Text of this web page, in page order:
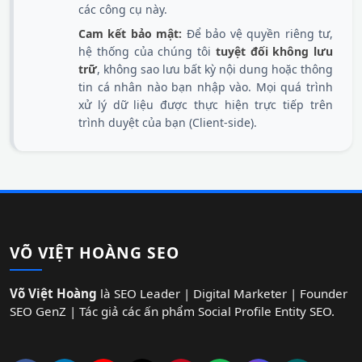
các công cụ này.
Cam kết bảo mật: Để bảo vệ quyền riêng tư,
hệ thống của chúng tôi tuyệt đối không lưu
trữ, không sao lưu bất kỳ nội dung hoặc thông
tin cá nhân nào bạn nhập vào. Mọi quá trình
xử lý dữ liệu được thực hiện trực tiếp trên
trình duyệt của bạn (Client-side).
VÕ VIỆT HOÀNG SEO
Võ Việt Hoàng là SEO Leader | Digital Marketer | Founder
SEO GenZ | Tác giả các ấn phẩm Social Profile Entity SEO.